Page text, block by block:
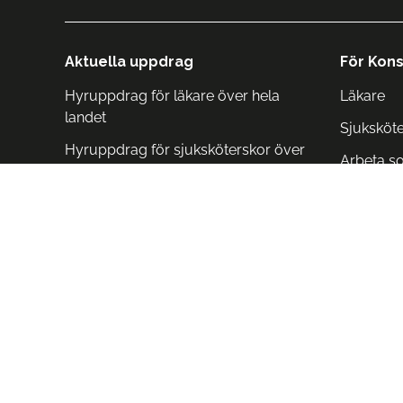
Aktuella uppdrag
Hyruppdrag för läkare över hela
landet
Hyruppdrag för sjuksköterskor över
För
Läkare
Arbeta